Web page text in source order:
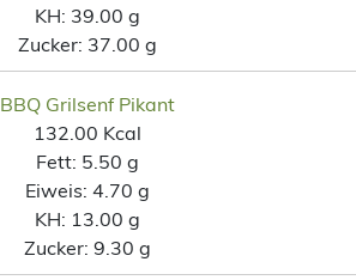
KH: 39.00 g
Zucker: 37.00 g
BBQ Grilsenf Pikant
132.00 Kcal
Fett: 5.50 g
Eiweis: 4.70 g
KH: 13.00 g
Zucker: 9.30 g